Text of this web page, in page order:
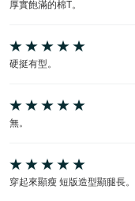
厚實飽滿的棉T。
硬挺有型。
無。
穿起來顯瘦 短版造型顯腿長。